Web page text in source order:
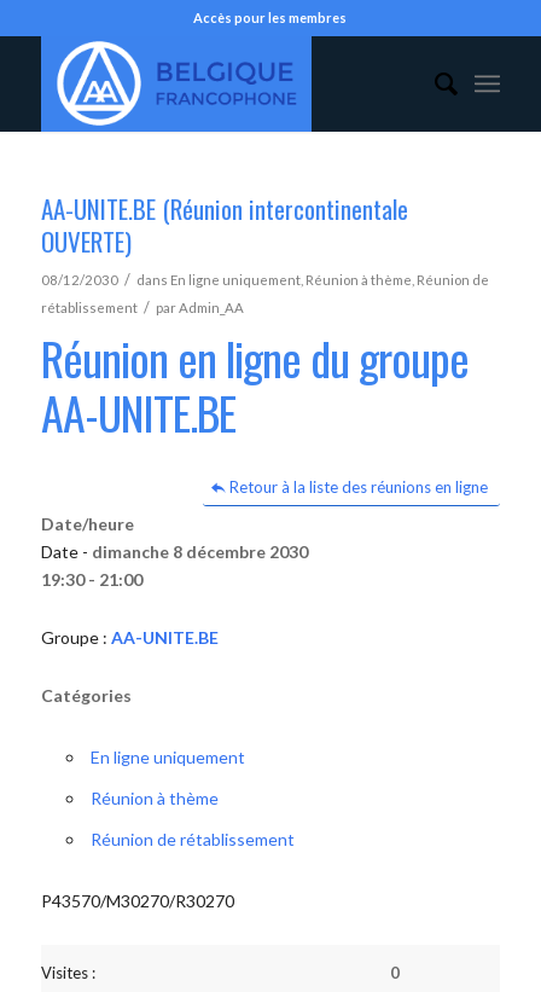
Accès pour les membres
AA-UNITE.BE (Réunion intercontinentale
OUVERTE)
08/12/2030 / dans En ligne uniquement, Réunion à thème Réunion de
rétablissement / parAdmin_AA
Réunion en ligne du groupe
AA-UNITE.BE
Retour à la liste des réunions en ligne
Date/heure
Date - dimanche 8 décembre 2030
19:30 - 21:00
Groupe : AA-UNITE.BE
Catégories
En ligne uniquement
Réunion à thème
Réunion de rétablissement
P43570/M30270/R30270
Visites : 0